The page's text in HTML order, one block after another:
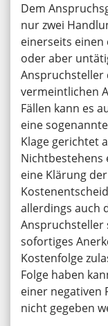
Dem
nur zwei
einerseits
oder aber
Anspruchsteller
vermeintlichen
Fällen kann es
eine
Klage gerichtet
Nichtbestehens
eine Klärung
allerdings auch
Anspruchsteller
sofortiges
Kostenfolge
Folge haben
einer negativen
nicht gegeben